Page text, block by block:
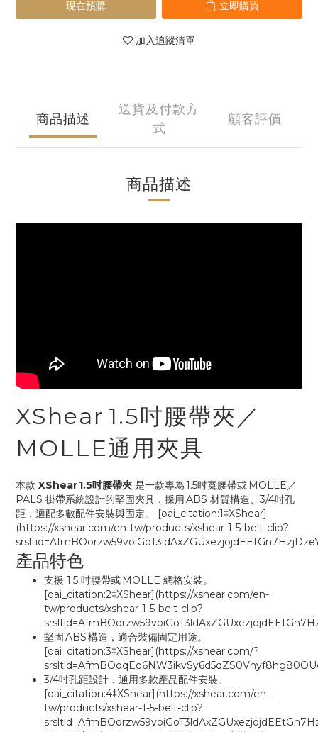
現在預購 立即購買
加入追蹤清單
商品描述
送貨及付款方
式
顧客評價
商品描述
XShear 1.5吋腰帶夾／
MOLLE通用夾具
本款 XShear 1.5吋腰帶夾 是一款專為 1.5吋寬腰帶或 MOLLE／
PALS 掛帶系統設計的堅固夾具，採用 ABS 材質構造、3/4吋孔
距，適配多數配件安裝與固定。 [oai_citation:1‡XShear]
(https://xshear.com/en-tw/products/xshear-1-5-belt-clip?
產品特色
支援 1.5 吋腰帶或 MOLLE 網格安裝。
[oai_citation:2‡XShear](https://xshear.com/en-
tw/products/xshear-1-5-belt-clip?
堅固 ABS 構造，適合裝備固定用途。
[oai_citation:3‡XShear](https://xshear.com/?
3/4吋孔距設計，通用多款產品配件安裝。
[oai_citation:4‡XShear](https://xshear.com/en-
tw/products/xshear-1-5-belt-clip?